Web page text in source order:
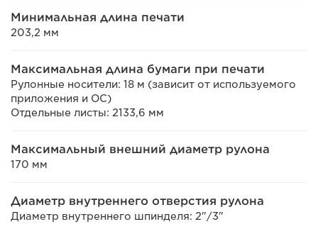
Минимальная длина печати
203,2 мм
Максимальная длина бумаги при печати
Рулонные носители: 18 м (зависит от используемого
приложения и ОС)
Отдельные листы: 2133,6 мм
Максимальный внешний диаметр рулона
170 мм
Диаметр внутреннего отверстия рулона
Диаметр внутреннего шпинделя: 2"/3"